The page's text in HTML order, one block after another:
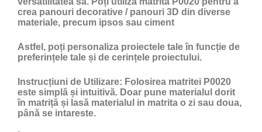
crea panouri decorative / panouri 3D din diverse
materiale, precum ipsos sau ciment
Astfel, poți personaliza proiectele tale în funcție de
preferințele tale și de cerințele proiectului.
Instrucțiuni de Utilizare: Folosirea matritei P0020
este simplă și intuitivă. Doar pune materialul dorit
în matriță și lasă materialul in matrita o zi sau doua,
până se intareste.